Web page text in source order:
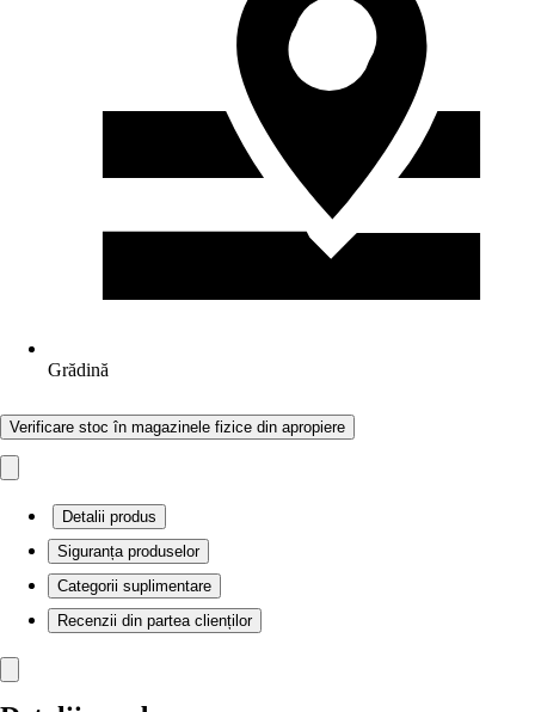
Grădină
Verificare stoc în magazinele fizice din apropiere
Detalii produs
Siguranța produselor
Categorii suplimentare
Recenzii din partea clienților